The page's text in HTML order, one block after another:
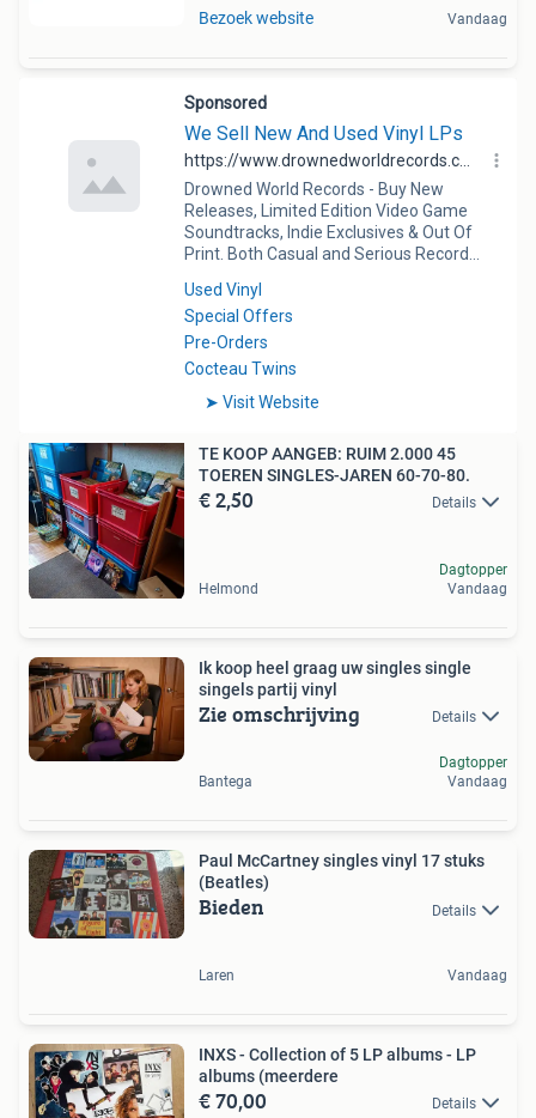
Bezoek website Vandaag
TE KOOP AANGEB: RUIM 2.000 45
TOEREN SINGLES-JAREN 60-70-80.
€ 2,50 Details
Helmond
Dagtopper
Vandaag
Ik koop heel graag uw singles single
singels partij vinyl
Zie omschrijving Details
Bantega
Dagtopper
Vandaag
Paul McCartney singles vinyl 17 stuks
(Beatles)
Bieden Details
Laren Vandaag
INXS - Collection of 5 LP albums - LP
albums (meerdere
€ 70,00 Details